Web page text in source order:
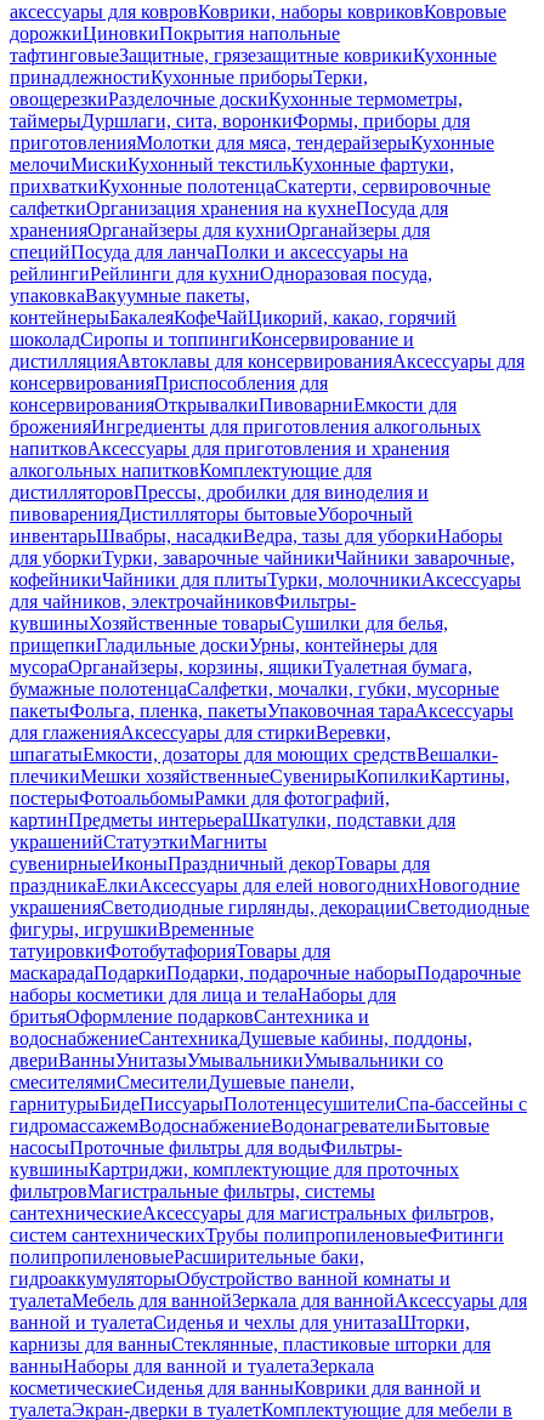
аксессуары для ковровКоврики, наборы ковриковКовровые
дорожкиЦиновкиПокрытия напольные
тафтинговыеЗащитные, грязезащитные коврикиКухонные
принадлежностиКухонные приборыТерки,
овощерезкиРазделочные доскиКухонные термометры,
таймерыДуршлаги, сита, воронкиФормы, приборы для
приготовленияМолотки для мяса, тендерайзерыКухонные
мелочиМискиКухонный текстильКухонные фартуки,
прихваткиКухонные полотенцаСкатерти, сервировочные
салфеткиОрганизация хранения на кухнеПосуда для
храненияОрганайзеры для кухниОрганайзеры для
специйПосуда для ланчаПолки и аксессуары на
рейлингиРейлинги для кухниОдноразовая посуда,
упаковкаВакуумные пакеты,
контейнерыБакалеяКофеЧайЦикорий, какао, горячий
шоколадСиропы и топпингиКонсервирование и
дистилляцияАвтоклавы для консервированияАксессуары для
консервированияПриспособления для
консервированияОткрывалкиПивоварниЕмкости для
броженияИнгредиенты для приготовления алкогольных
напитковАксессуары для приготовления и хранения
алкогольных напитковКомплектующие для
дистилляторовПрессы, дробилки для виноделия и
пивоваренияДистилляторы бытовыеУборочный
инвентарьШвабры, насадкиВедра, тазы для уборкиНаборы
для уборкиТурки, заварочные чайникиЧайники заварочные,
кофейникиЧайники для плитыТурки, молочникиАксессуары
для чайников, электрочайниковФильтры-
кувшиныХозяйственные товарыСушилки для белья,
прищепкиГладильные доскиУрны, контейнеры для
мусораОрганайзеры, корзины, ящикиТуалетная бумага,
бумажные полотенцаСалфетки, мочалки, губки, мусорные
пакетыФольга, пленка, пакетыУпаковочная тараАксессуары
для глаженияАксессуары для стиркиВеревки,
шпагатыЕмкости, дозаторы для моющих средствВешалки-
плечикиМешки хозяйственныеСувенирыКопилкиКартины,
постерыФотоальбомыРамки для фотографий,
картинПредметы интерьераШкатулки, подставки для
украшенийСтатуэткиМагниты
сувенирныеИконыПраздничный декорТовары для
праздникаЕлкиАксессуары для елей новогоднихНовогодние
украшенияСветодиодные гирлянды, декорацииСветодиодные
фигуры, игрушкиВременные
татуировкиФотобутафорияТовары для
маскарадаПодаркиПодарки, подарочные наборыПодарочные
наборы косметики для лица и телаНаборы для
бритьяОформление подарковСантехника и
водоснабжениеСантехникаДушевые кабины, поддоны,
двериВанныУнитазыУмывальникиУмывальники со
смесителямиСмесителиДушевые панели,
гарнитурыБидеПиссуарыПолотенцесушителиСпа-бассейны с
гидромассажемВодоснабжениеВодонагревателиБытовые
насосыПроточные фильтры для водыФильтры-
кувшиныКартриджи, комплектующие для проточных
фильтровМагистральные фильтры, системы
сантехническиеАксессуары для магистральных фильтров,
систем сантехническихТрубы полипропиленовыеФитинги
полипропиленовыеРасширительные баки,
гидроаккумуляторыОбустройство ванной комнаты и
туалетаМебель для ваннойЗеркала для ваннойАксессуары для
ванной и туалетаСиденья и чехлы для унитазаШторки,
карнизы для ванныСтеклянные, пластиковые шторки для
ванныНаборы для ванной и туалетаЗеркала
косметическиеСиденья для ванныКоврики для ванной и
туалетаЭкран-дверки в туалетКомплектующие для мебели в